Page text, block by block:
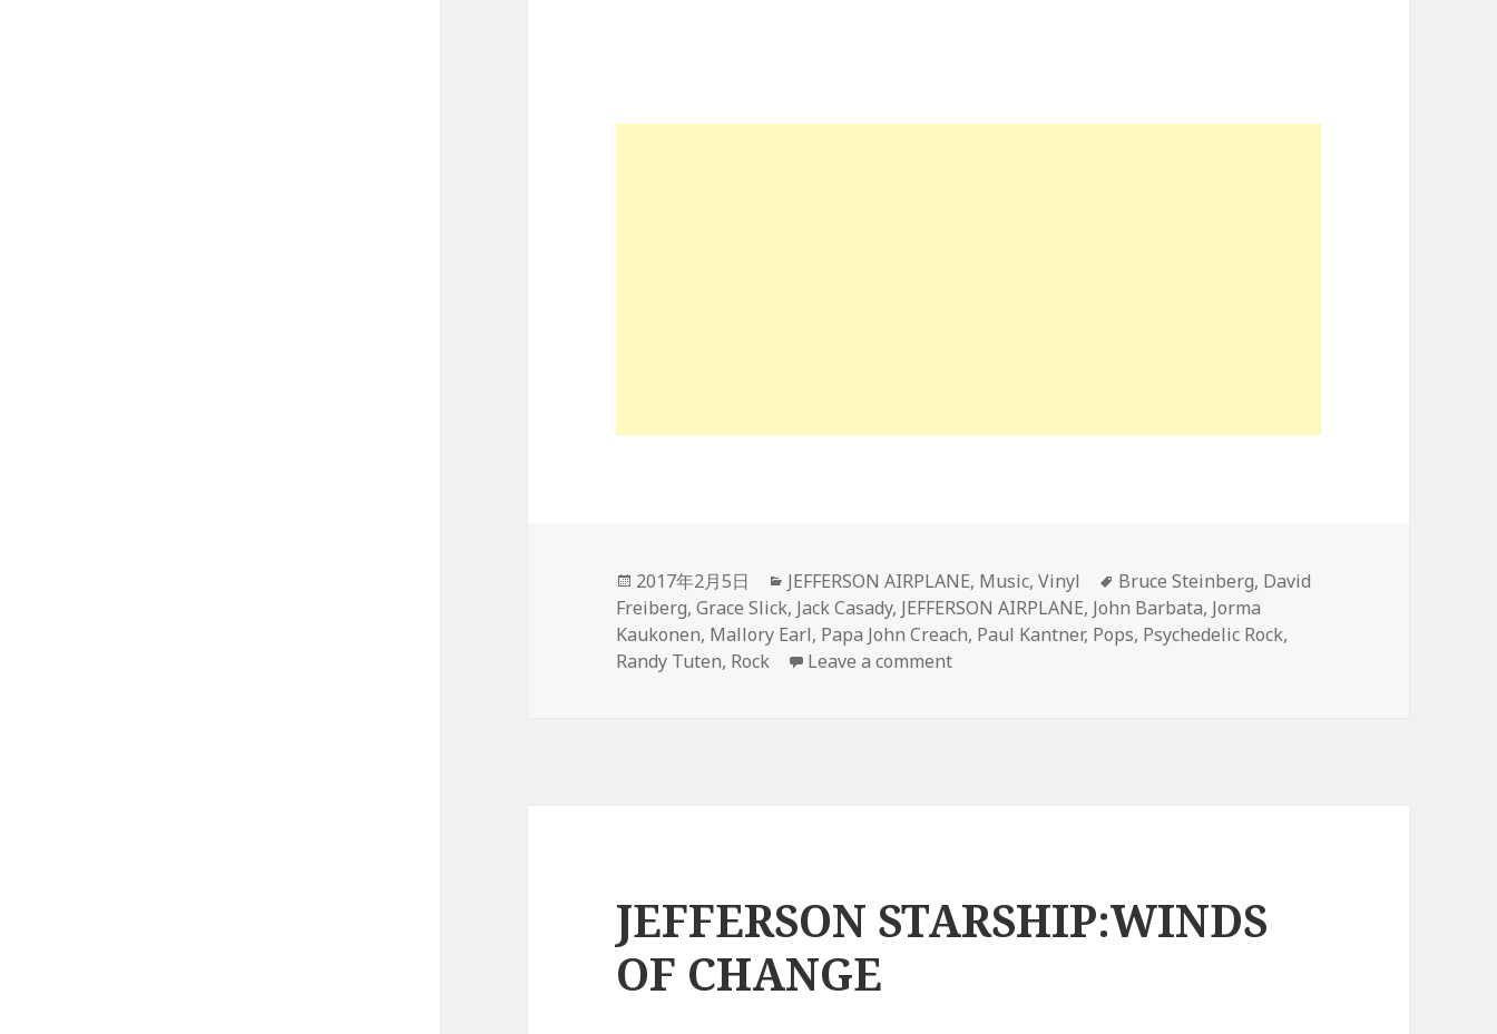
Posted
on
2017年2月5日 Categories
JEFFERSON AIRPLANE, Music,Vinyl Tags
Bruce Steinberg, David
Freiberg,Grace Slick, Jack Casady, JEFFERSON AIRPLANE, John Barbata, Jorma
Kaukonen, Mallory Earl, Papa John Creach, Paul Kantner, Pops, Psychedelic Rock,
Randy Tuten, Rock Leave a comment
JEFFERSON STARSHIP:WINDS
OF CHANGE